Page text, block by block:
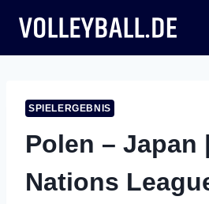
Inhalt
springen
SPIELERGEBNIS
Polen – Japan
Nations